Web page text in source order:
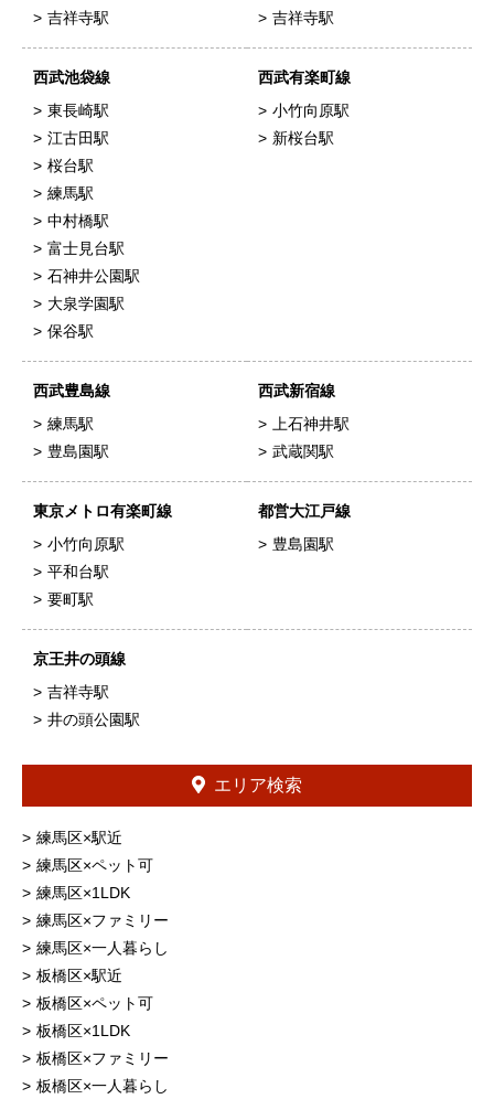
吉祥寺駅
吉祥寺駅
西武池袋線
東長崎駅
江古田駅
桜台駅
練馬駅
中村橋駅
富士見台駅
石神井公園駅
大泉学園駅
保谷駅
西武有楽町線
小竹向原駅
新桜台駅
西武豊島線
練馬駅
豊島園駅
西武新宿線
上石神井駅
武蔵関駅
東京メトロ有楽町線
小竹向原駅
平和台駅
要町駅
都営大江戸線
豊島園駅
京王井の頭線
吉祥寺駅
井の頭公園駅
エリア検索
練馬区×駅近
練馬区×ペット可
練馬区×1LDK
練馬区×ファミリー
練馬区×一人暮らし
板橋区×駅近
板橋区×ペット可
板橋区×1LDK
板橋区×ファミリー
板橋区×一人暮らし